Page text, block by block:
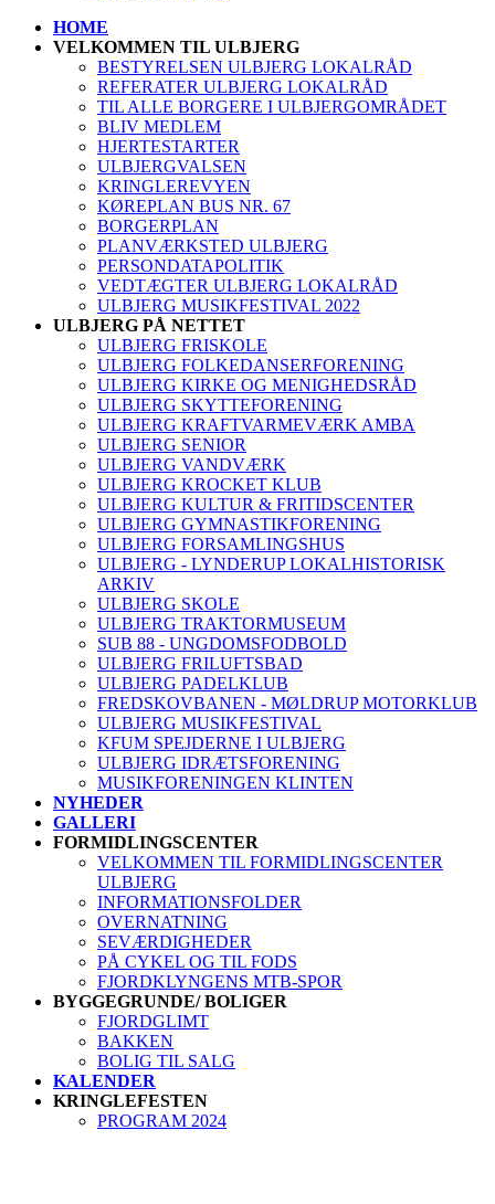
HOME
VELKOMMEN TIL ULBJERG
BESTYRELSEN ULBJERG LOKALRÅD
REFERATER ULBJERG LOKALRÅD
TIL ALLE BORGERE I ULBJERGOMRÅDET
BLIV MEDLEM
HJERTESTARTER
ULBJERGVALSEN
KRINGLEREVYEN
KØREPLAN BUS NR. 67
BORGERPLAN
PLANVÆRKSTED ULBJERG
PERSONDATAPOLITIK
VEDTÆGTER ULBJERG LOKALRÅD
ULBJERG MUSIKFESTIVAL 2022
ULBJERG PÅ NETTET
ULBJERG FRISKOLE
ULBJERG FOLKEDANSERFORENING
ULBJERG KIRKE OG MENIGHEDSRÅD
ULBJERG SKYTTEFORENING
ULBJERG KRAFTVARMEVÆRK AMBA
ULBJERG SENIOR
ULBJERG VANDVÆRK
ULBJERG KROCKET KLUB
ULBJERG KULTUR & FRITIDSCENTER
ULBJERG GYMNASTIKFORENING
ULBJERG FORSAMLINGSHUS
ULBJERG - LYNDERUP LOKALHISTORISK
ARKIV
ULBJERG SKOLE
ULBJERG TRAKTORMUSEUM
SUB 88 - UNGDOMSFODBOLD
ULBJERG FRILUFTSBAD
ULBJERG PADELKLUB
FREDSKOVBANEN - MØLDRUP MOTORKLUB
ULBJERG MUSIKFESTIVAL
KFUM SPEJDERNE I ULBJERG
ULBJERG IDRÆTSFORENING
MUSIKFORENINGEN KLINTEN
NYHEDER
GALLERI
FORMIDLINGSCENTER
VELKOMMEN TIL FORMIDLINGSCENTER
ULBJERG
INFORMATIONSFOLDER
OVERNATNING
SEVÆRDIGHEDER
PÅ CYKEL OG TIL FODS
FJORDKLYNGENS MTB-SPOR
BYGGEGRUNDE/ BOLIGER
FJORDGLIMT
BAKKEN
BOLIG TIL SALG
KALENDER
KRINGLEFESTEN
PROGRAM 2024